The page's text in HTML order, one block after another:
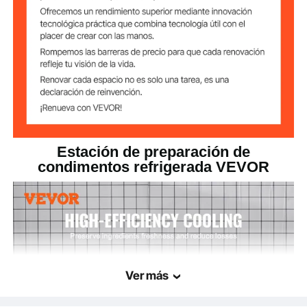
producto(largo x
ancho x alto)
51,4 x 15,9 x 17,7 pulgs/1305
x 404 x 450 mm
Peso neto 85,98 libras/39 kg ± 2%
Estación de preparación de
condimentos refrigerada VEVOR
Ver más